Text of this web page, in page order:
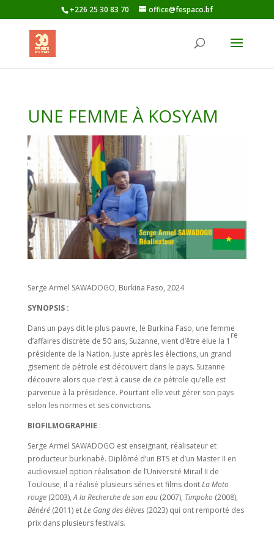
+226 25 30 83 70 office@fespaco.bf
UNE FEMME À KOSYAM
Serge Armel SAWADOGO, Burkina Faso, 2024
SYNOPSIS :
Dans un pays dit le plus pauvre, le Burkina Faso, une femme
d’affaires discrète de 50 ans, Suzanne, vient d’être élue la 1
re
présidente de la Nation. Juste après les élections, un grand
gisement de pétrole est découvert dans le pays. Suzanne
découvre alors que c’est à cause de ce pétrole qu’elle est
parvenue à la présidence. Pourtant elle veut gérer son pays
selon les normes et ses convictions.
BIOFILMOGRAPHIE :
Serge Armel SAWADOGO est enseignant, réalisateur et
producteur burkinabè. Diplômé d’un BTS et d’un Master II en
audiovisuel option réalisation de l’Université Mirail II de
Toulouse, il a réalisé plusieurs séries et films dontLa Moto
rouge(2003),A la Recherche de son eau(2007), Timpoko (2008),
Bénéré(2011) etLe Gang des élèves(2023) qui ont remporté des
prix dans plusieurs festivals.